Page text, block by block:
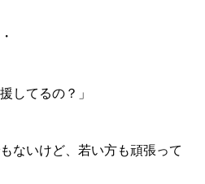
てるの？」
いけど、若い方も頑張って